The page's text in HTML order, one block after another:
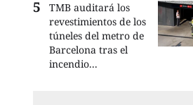
TMB auditará los
revestimientos de los
túneles del metro de
Barcelona tras el
incendio...